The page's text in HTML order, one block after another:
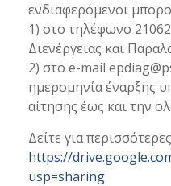
ενδιαφερόμενοι
1) στο τηλέφωνο
Διενέργειας και
2) στο e-mail
ημερομηνία έναρξης
αίτησης έως και την
Δείτε για
https://
usp=sharing